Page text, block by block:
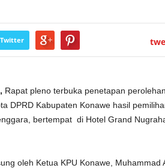
Twitter
Rapat pleno terbuka penetapan
DPRD Kabupaten Konawe hasil
bertempat di Hotel Grand
oleh Ketua KPU Konawe, Muhammad